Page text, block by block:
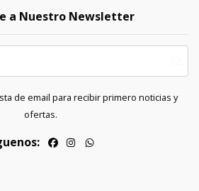
a Nuestro Newsletter
de email para recibir primero noticias y
ofertas.